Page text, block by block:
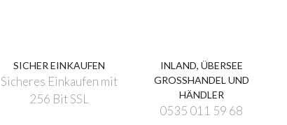
SICHER EINKAUFEN
Sicheres Einkaufen mit
256 Bit SSL
INLAND, ÜBERSEE
GROSSHANDEL UND
HÄNDLER
0535 011 59 68